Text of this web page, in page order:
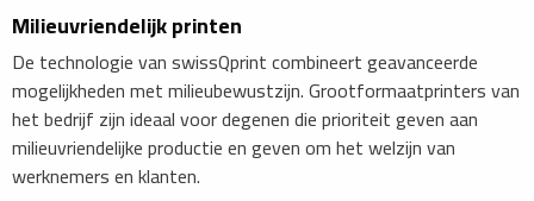
Milieuvriendelijk printen
De technologie van swissQprint combineert geavanceerde
mogelijkheden met milieubewustzijn. Grootformaatprinters van
het bedrijf zijn ideaal voor degenen die prioriteit geven aan
milieuvriendelijke productie en geven om het welzijn van
werknemers en klanten.